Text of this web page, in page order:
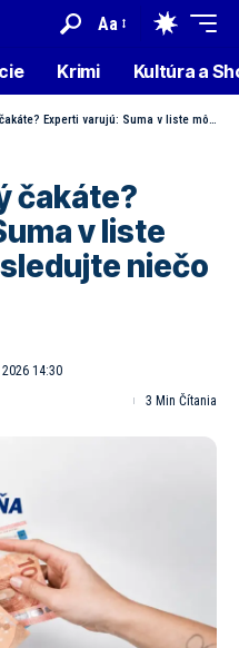
Aa
Krimi Kultúra a
varujú: Suma v liste môže KLAMAŤ, sledujte niečo úplne iné!
čakáte?
v liste
niečo
14:30
3 Min Čítania